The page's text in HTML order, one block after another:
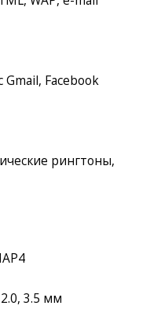
Gmail, Facebook
рингтоны,
3.5 мм